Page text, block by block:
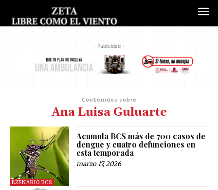
- Publicidad -
Contenidos sobre
Ana Luisa Guluarte
EZENARIO BCS
Acumula BCS más de 700 casos de
dengue y cuatro defunciones en
esta temporada
marzo 17, 2026